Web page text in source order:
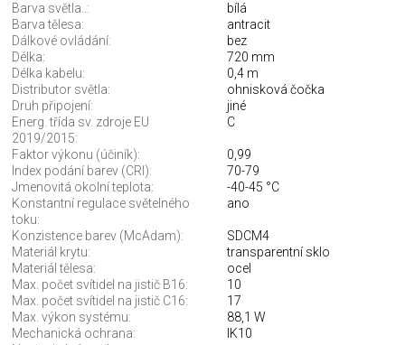
Barva světla..:
bílá
Barva tělesa:
antracit
Dálkové ovládání:
bez
Délka:
720 mm
Délka kabelu:
0,4 m
Distributor světla:
ohnisková čočka
Druh připojení:
jiné
Energ. třída sv. zdroje EU
2019/2015:
C
Faktor výkonu (účiník):
0,99
Index podání barev (CRI):
70-79
Jmenovitá okolní teplota:
-40-45 °C
Konstantní regulace světelného
toku:
ano
Konzistence barev (McAdam):
SDCM4
Materiál krytu:
transparentní sklo
Materiál tělesa:
ocel
Max. počet svítidel na jistič B16:
10
Max. počet svítidel na jistič C16:
17
Max. výkon systému:
88,1 W
Mechanická ochrana:
IK10